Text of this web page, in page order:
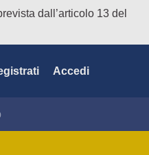
dall’articolo 13 del
Accedi